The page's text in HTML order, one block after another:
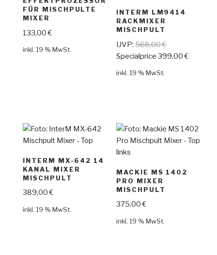
FÜR MISCHPULTE
MIXER
133,00€
inkl. 19 % MwSt.
INTERM LM9414
RACKMIXER
MISCHPULT
UVP: 568,00€
Specialprice 399,00€
inkl. 19 % MwSt.
INTERM MX-642 14
KANAL MIXER
MISCHPULT
389,00€
inkl. 19 % MwSt.
MACKIE MS 1402
PRO MIXER
MISCHPULT
375,00€
inkl. 19 % MwSt.